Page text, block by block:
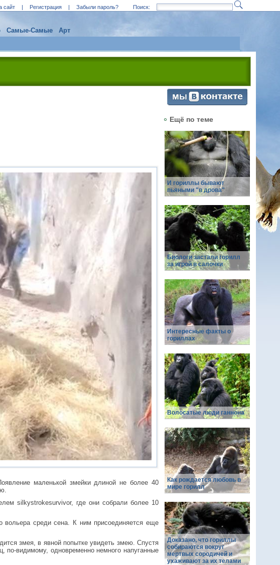
сайт | Регистрация | Забыли пароль? Поиск:
Самые-Самые Арт
маленькой змейки длиной не более 40
silkystrokesurvivor, где они собрали более 10
вольера среди сена. К ним присоединяется еще
змея, в явной попытке увидеть змею. Спустя
по-видимому, одновременно немного напуганные
Ещё по теме
И гориллы бывают
пьяными "в дрова"
Биологи застали горилл
за игрой в салочки
Интересные факты о
гориллах
Волосатые люди ганнона
Как рождается любовь в
мире горилл
Доказано, что гориллы
собираются вокруг
мертвых сородичей и
ухаживают за их телами